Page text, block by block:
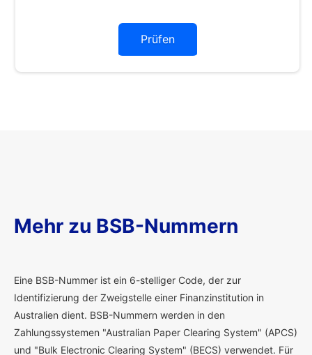
Prüfen
Mehr zu BSB-Nummern
Eine BSB-Nummer ist ein 6-stelliger Code, der zur
Identifizierung der Zweigstelle einer Finanzinstitution in
Australien dient. BSB-Nummern werden in den
Zahlungssystemen "Australian Paper Clearing System" (APCS)
und "Bulk Electronic Clearing System" (BECS) verwendet. Für